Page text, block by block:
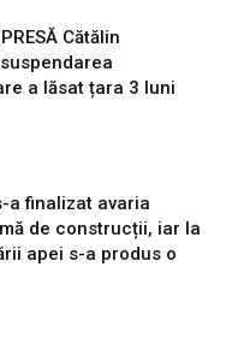
Cătălin
a lăsat țara 3 luni
a finalizat avaria
de construcții, iar la
apei s-a produs o